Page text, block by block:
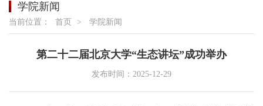
学院新闻
当前位置： 首页 > 学院新闻
第二十二届北京大学“生态讲坛”成功举办
发布时间：2025-12-29